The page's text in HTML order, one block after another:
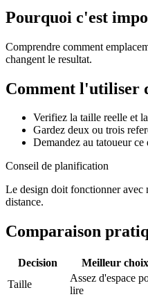
Pourquoi c'est
Comprendre comment
changent le resultat.
Comment l'utiliser
Verifiez la taille reelle et
Gardez deux ou trois
Demandez au tatoueur
Conseil de planification
Le design doit fonctionner avec
distance.
Comparaison
Decision Meilleur choix
Taille
Assez d'espace
lire